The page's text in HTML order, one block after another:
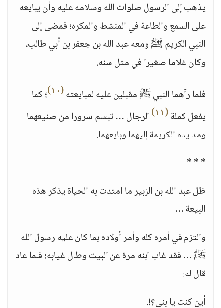
يذهب إلى الرسول صلوات الله وسلامه عليه وأن يبايعه
على السمع والطاعة في المنشط والمكره؛ فمضى إلى
النبي الكريم ﷺ ومعه عبد الله بن جعفر بن أبي طالب،
وكان غلاما صغيرا في مثل سنه.
فلما رآهما النبي ﷺ مقبلين عليه لمبايعته(١٠)
؛ كما
يفعل كملة(١١)
الرجال … تبسم سرورا من صنيعهما
ومد يده الكريمة إليهما وبايعهما.
* * *
ظل عبد الله بن الزبير ما امتدت به الحياة يذكر هذه
البيعة …
والتزم في أمره كله وأمر أولاده بما كان عليه رسول الله
ﷺ … فقد غاب ابنه مرة عن البيت وطال غيابه؛ فلما عاد
قال له:
أين كنت يا بني؟!.